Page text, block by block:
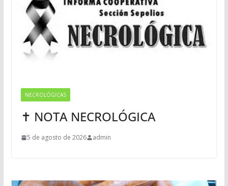
NECROLÓGICAS
✝ NOTA NECROLÓGICA
5 de agosto de 2026 admin